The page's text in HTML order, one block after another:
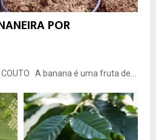
POR
A banana é uma fruta de...